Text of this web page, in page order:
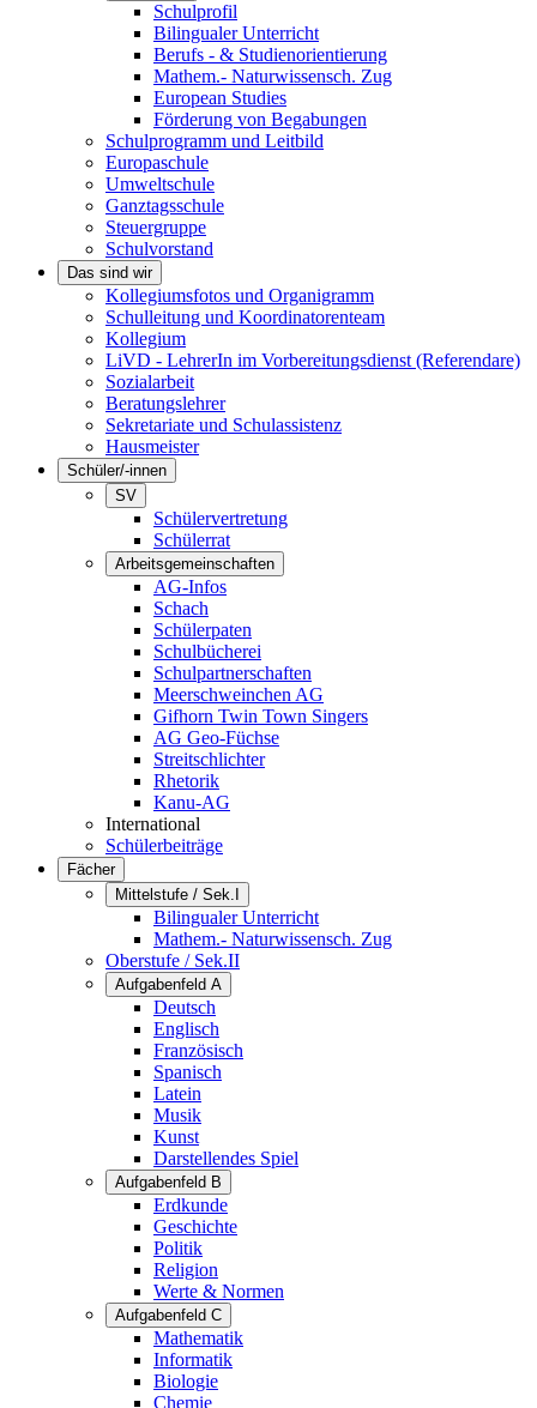
Schulprofil
Bilingualer Unterricht
Berufs - & Studienorientierung
Mathem.- Naturwissensch. Zug
European Studies
Förderung von Begabungen
Schulprogramm und Leitbild
Europaschule
Umweltschule
Ganztagsschule
Steuergruppe
Schulvorstand
Das sind wir
Kollegiumsfotos und Organigramm
Schulleitung und Koordinatorenteam
Kollegium
LiVD - LehrerIn im Vorbereitungsdienst (Referendare)
Sozialarbeit
Beratungslehrer
Sekretariate und Schulassistenz
Hausmeister
Schüler/-innen
SV
Schülervertretung
Schülerrat
Arbeitsgemeinschaften
AG-Infos
Schach
Schülerpaten
Schulbücherei
Schulpartnerschaften
Meerschweinchen AG
Gifhorn Twin Town Singers
AG Geo-Füchse
Streitschlichter
Rhetorik
Kanu-AG
International
Schülerbeiträge
Fächer
Mittelstufe / Sek.I
Bilingualer Unterricht
Mathem.- Naturwissensch. Zug
Oberstufe / Sek.II
Aufgabenfeld A
Deutsch
Englisch
Französisch
Spanisch
Latein
Musik
Kunst
Darstellendes Spiel
Aufgabenfeld B
Erdkunde
Geschichte
Politik
Religion
Werte & Normen
Aufgabenfeld C
Mathematik
Informatik
Biologie
Chemie